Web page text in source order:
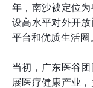
年，南沙被定位
设高水平对外开
平台和优质生活圈
当初，广东医谷
展医疗健康产业